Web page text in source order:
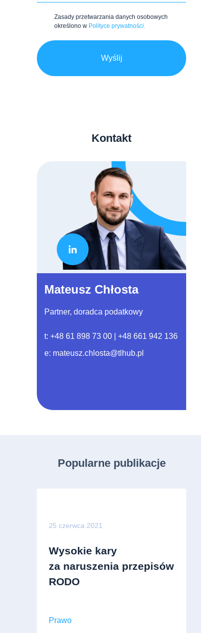
Zasady przetwarzania danych osobowych
określono w Polityce prywatności.
Wyślij
Kontakt
Mateusz Chłosta
Partner, doradca podatkowy
t: +48 61 898 73 00
+48 661 942 136
e: mateusz.chlosta@tlhub.pl
Popularne publikacje
25 czerwca 2021
Wysokie kary
za naruszenia przepisów
RODO
Prawo